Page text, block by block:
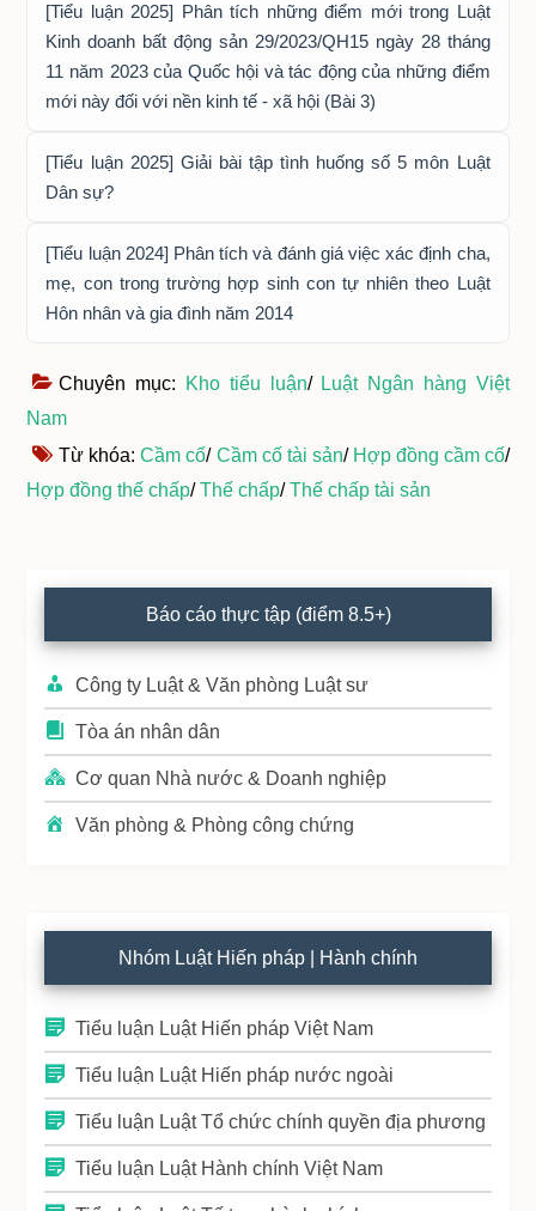
[Tiểu luận 2025] Phân tích những điểm mới trong Luật
Kinh doanh bất động sản 29/2023/QH15 ngày 28 tháng
11 năm 2023 của Quốc hội và tác động của những điểm
mới này đối với nền kinh tế - xã hội (Bài 3)
[Tiểu luận 2025] Giải bài tập tình huống số 5 môn Luật
Dân sự?
[Tiểu luận 2024] Phân tích và đánh giá việc xác định cha,
mẹ, con trong trường hợp sinh con tự nhiên theo Luật
Hôn nhân và gia đình năm 2014
Chuyên mục: Kho tiểu luận/ Luật Ngân hàng Việt
Nam
Từ khóa:Cầm cố/ Cầm cố tài sản/ Hợp đồng cầm cố/
Hợp đồng thế chấp/Thế chấp/Thế chấp tài sản
Primary
Sidebar
Báo cáo thực tập (điểm 8.5+)
Công ty Luật & Văn phòng Luật sư
Tòa án nhân dân
Cơ quan Nhà nước & Doanh nghiệp
Văn phòng & Phòng công chứng
Nhóm Luật Hiến pháp | Hành chính
Tiểu luận Luật Hiến pháp Việt Nam
Tiểu luận Luật Hiến pháp nước ngoài
Tiểu luận Luật Tổ chức chính quyền địa phương
Tiểu luận Luật Hành chính Việt Nam